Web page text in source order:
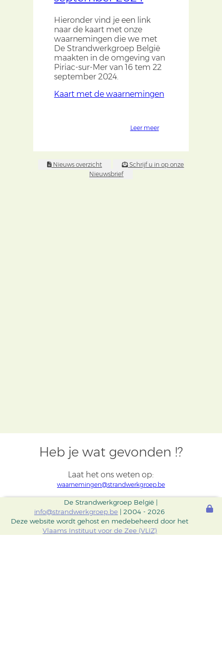
Hieronder vind je een link
naar de kaart met onze
waarnemingen die we met
De Strandwerkgroep België
maakten in de omgeving van
Piriac-sur-Mer van 16 tem 22
september 2024.
Kaart met de waarnemingen
Leer meer
Nieuws overzicht
Schrijf u in op onze
Nieuwsbrief
Heb je wat gevonden !?
Laat het ons weten op:
waarnemingen@strandwerkgroep.be
De Strandwerkgroep België |
info@strandwerkgroep.be | 2004 - 2026
Deze website wordt gehost en medebeheerd door het
Vlaams Instituut voor de Zee (VLIZ)